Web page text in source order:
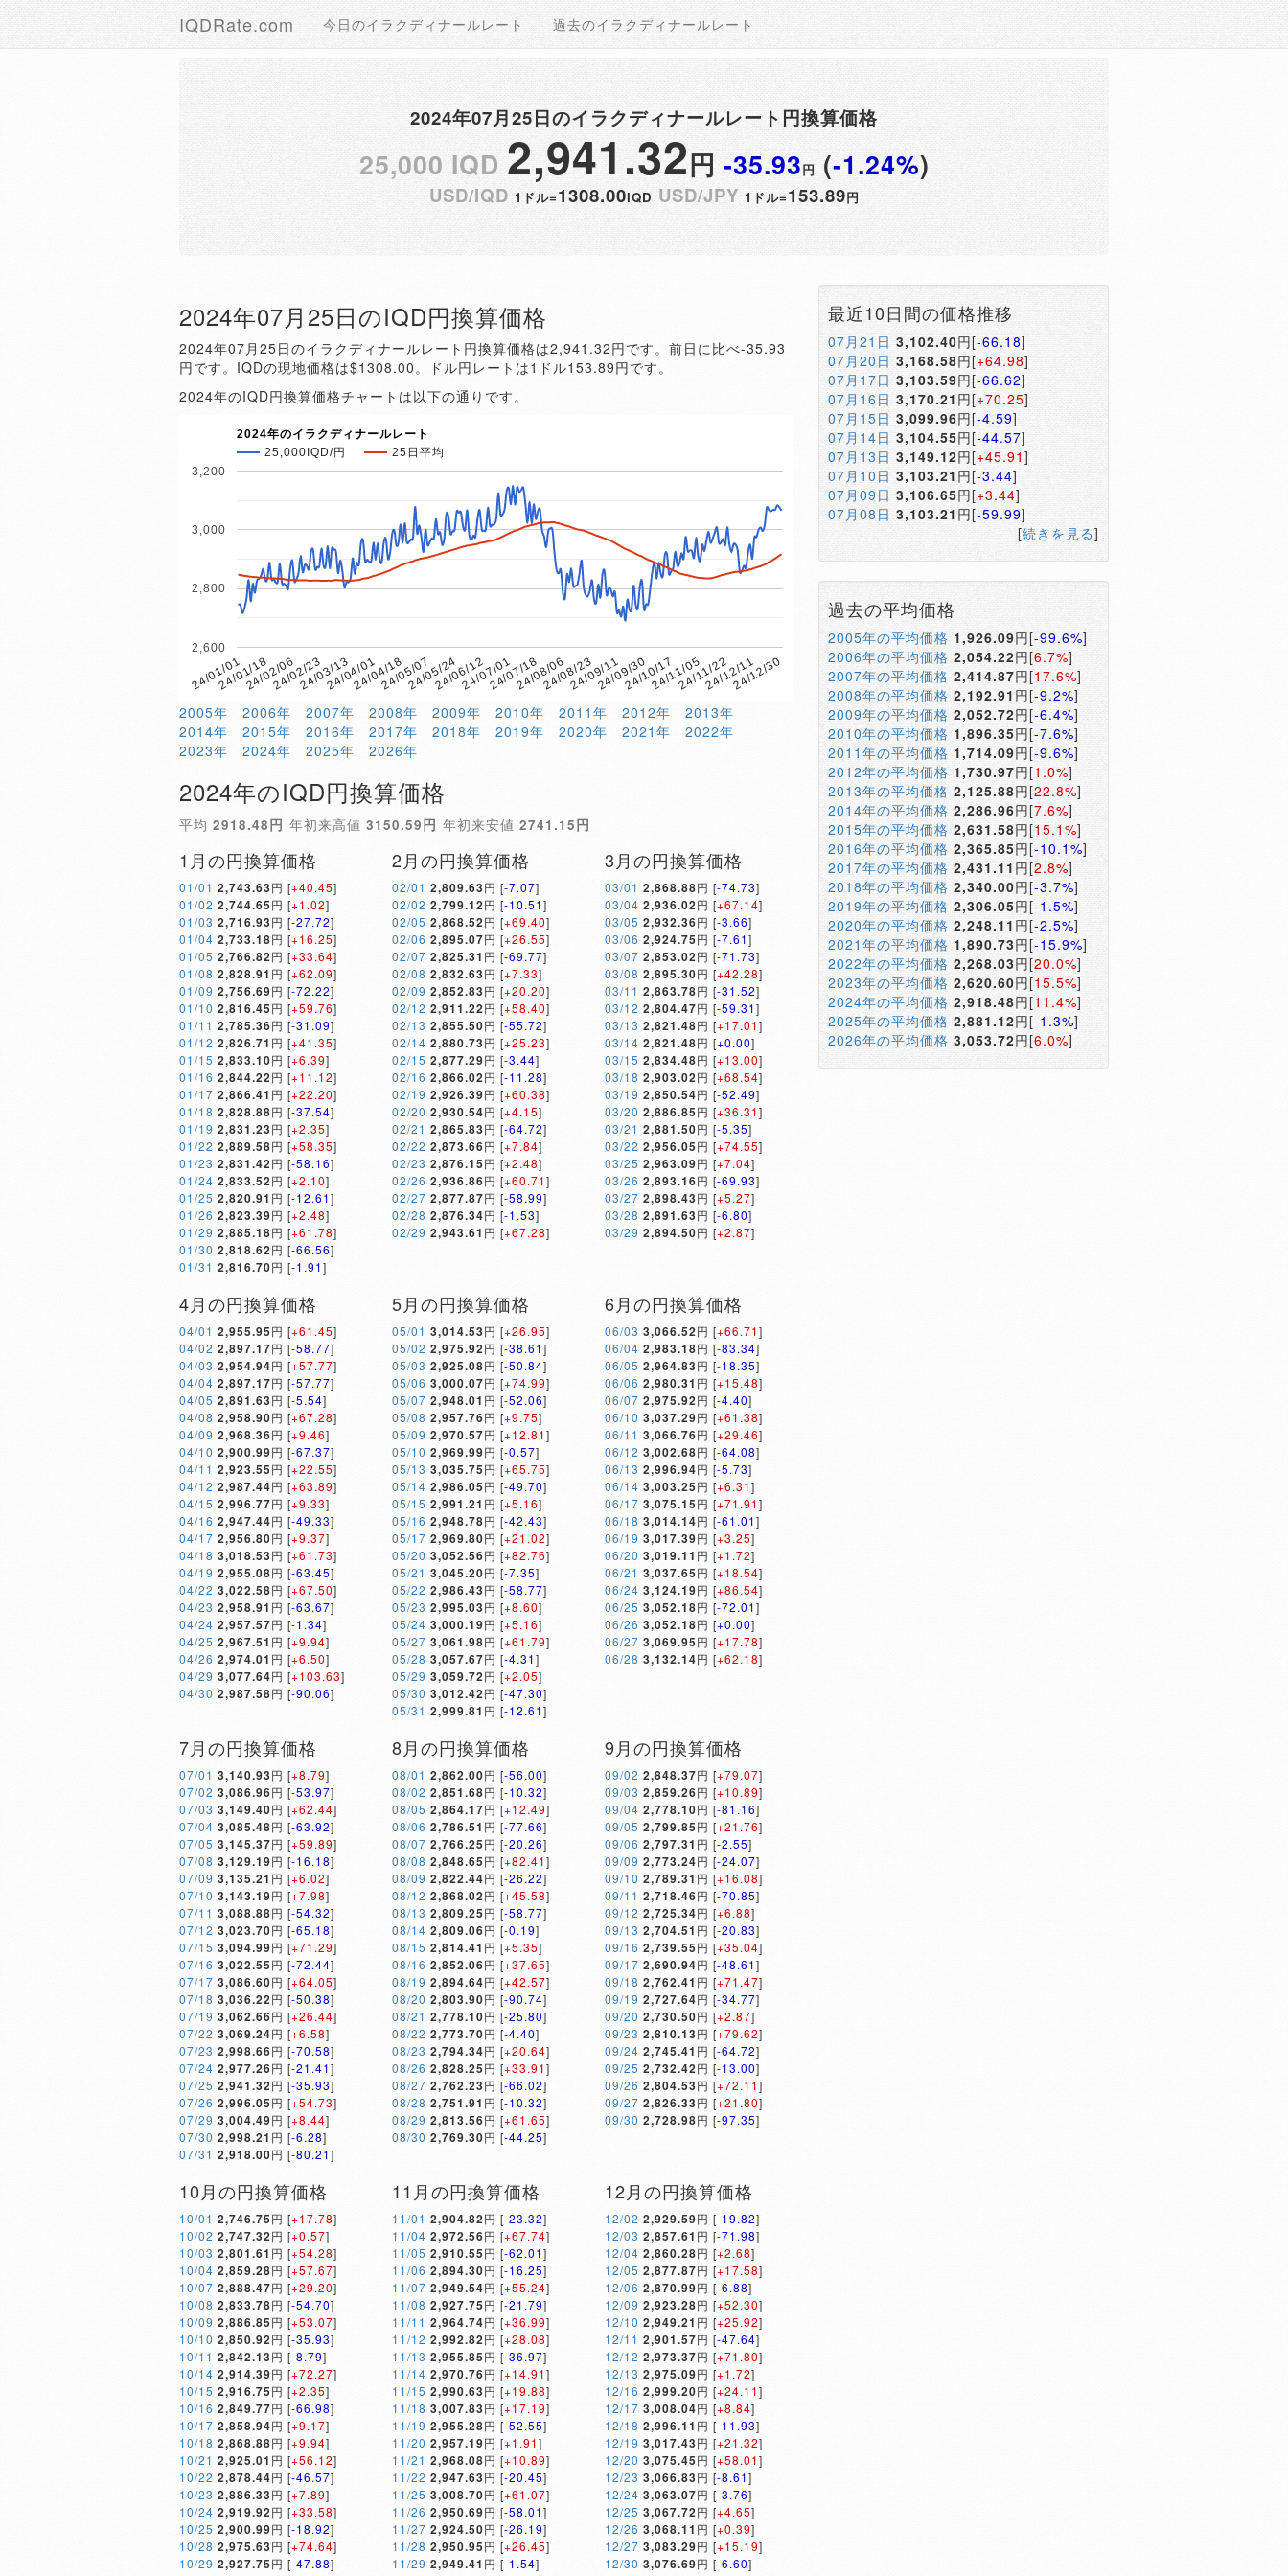
IQDRate.com 今日のイラクディナールレート 過去のイラクディナールレート
2024年07月25日のイラクディナールレート円換算価格
25,000 IQD 2,941.32円-35.93円 (-1.24%)
USD/IQD 1ドル=1308.00IQD USD/JPY 1ドル=153.89円
2024年07月25日のIQD円換算価格
2024年07月25日のイラクディナールレート円換算価格は2,941.32円です。前日に比べ-35.93
円です。IQDの現地価格は$1308.00。ドル円レートは1ドル153.89円です。
2024年のIQD円換算価格チャートは以下の通りです。
2024年のイラクディナールレート
25,000IQD/円
25日平均
24/01/0124/01/1824/02/0624/02/2324/03/1324/04/0124/04/1824/05/0724/05/2424/06/1224/07/0124/07/1824/08/0624/08/2324/09/1124/09/3024/10/1724/11/0524/11/2224/12/1124/12/30
2,600
2,800
3,000
3,200
2005年 2006年 2007年 2008年 2009年 2010年 2011年 2012年
2013年
2014年
2015年 2016年 2017年 2018年 2019年 2020年 2021年
2022年
2023年
2024年 2025年 2026年
2024年のIQD円換算価格
平均 2918.48円 年初来高値 3150.59円 年初来安値 2741.15円
1月の円換算価格
01/01 2,743.63円 [+40.45]
01/02 2,744.65円 [+1.02]
01/03 2,716.93円 [-27.72]
01/04 2,733.18円 [+16.25]
01/05 2,766.82円 [+33.64]
01/08 2,828.91 円 [+62.09]
01/09 2,756.69円 [-72.22]
01/10 2,816.45円 [+59.76]
01/11 2,785.36円 [-31.09]
01/12 2,826.71 円 [+41.35]
01/15 2,833.10円 [+6.39]
01/16 2,844.22円 [+11.12]
01/17 2,866.41 円 [+22.20]
01/18 2,828.88円 [-37.54]
01/19 2,831.23円 [+2.35]
01/22 2,889.58円 [+58.35]
01/23 2,831.42円 [-58.16]
01/24 2,833.52円 [+2.10]
01/25 2,820.91 円 [-12.61]
01/26 2,823.39円 [+2.48]
01/29 2,885.18円 [+61.78]
01/30 2,818.62円 [-66.56]
01/31 2,816.70円 [-1.91]
2月の円換算価格
02/01 2,809.63円 [-7.07]
02/02 2,799.12円 [-10.51]
02/05 2,868.52円 [+69.40]
02/06 2,895.07円 [+26.55]
02/07 2,825.31 円 [-69.77]
02/08 2,832.63円 [+7.33]
02/09 2,852.83円 [+20.20]
02/12 2,911.22円 [+58.40]
02/13 2,855.50円 [-55.72]
02/14 2,880.73円 [+25.23]
02/15 2,877.29円 [-3.44]
02/16 2,866.02円 [-11.28]
02/19 2,926.39円 [+60.38]
02/20 2,930.54円 [+4.15]
02/21 2,865.83円 [-64.72]
02/22 2,873.66円 [+7.84]
02/23 2,876.15円 [+2.48]
02/26 2,936.86円 [+60.71]
02/27 2,877.87円 [-58.99]
02/28 2,876.34円 [-1.53]
02/29 2,943.61 円 [+67.28]
3月の円換算価格
03/01 2,868.88円 [-74.73]
03/04 2,936.02円 [+67.14]
03/05 2,932.36円 [-3.66]
03/06 2,924.75円 [-7.61]
03/07 2,853.02円 [-71.73]
03/08 2,895.30円 [+42.28]
03/11 2,863.78円 [-31.52]
03/12 2,804.47円 [-59.31]
03/13 2,821.48円 [+17.01]
03/14 2,821.48円 [+0.00]
03/15 2,834.48円 [+13.00]
03/18 2,903.02円 [+68.54]
03/19 2,850.54円 [-52.49]
03/20 2,886.85円 [+36.31]
03/21 2,881.50円 [-5.35]
03/22 2,956.05円 [+74.55]
03/25 2,963.09円 [+7.04]
03/26 2,893.16円 [-69.93]
03/27 2,898.43円 [+5.27]
03/28 2,891.63円 [-6.80]
03/29 2,894.50円 [+2.87]
4月の円換算価格
04/01 2,955.95円 [+61.45]
04/02 2,897.17円 [-58.77]
04/03 2,954.94円 [+57.77]
04/04 2,897.17円 [-57.77]
04/05 2,891.63円 [-5.54]
04/08 2,958.90円 [+67.28]
04/09 2,968.36円 [+9.46]
04/10 2,900.99円 [-67.37]
04/11 2,923.55円 [+22.55]
04/12 2,987.44円 [+63.89]
04/15 2,996.77円 [+9.33]
04/16 2,947.44円 [-49.33]
04/17 2,956.80円 [+9.37]
04/18 3,018.53円 [+61.73]
04/19 2,955.08円 [-63.45]
04/22 3,022.58円 [+67.50]
04/23 2,958.91 円 [-63.67]
04/24 2,957.57円 [-1.34]
04/25 2,967.51 円 [+9.94]
04/26 2,974.01 円 [+6.50]
04/29 3,077.64円 [+103.63]
04/30 2,987.58円 [-90.06]
5月の円換算価格
05/01 3,014.53円 [+26.95]
05/02 2,975.92円 [-38.61]
05/03 2,925.08円 [-50.84]
05/06 3,000.07円 [+74.99]
05/07 2,948.01 円 [-52.06]
05/08 2,957.76円 [+9.75]
05/09 2,970.57円 [+12.81]
05/10 2,969.99円 [-0.57]
05/13 3,035.75円 [+65.75]
05/14 2,986.05円 [-49.70]
05/15 2,991.21 円 [+5.16]
05/16 2,948.78円 [-42.43]
05/17 2,969.80円 [+21.02]
05/20 3,052.56円 [+82.76]
05/21 3,045.20円 [-7.35]
05/22 2,986.43円 [-58.77]
05/23 2,995.03円 [+8.60]
05/24 3,000.19円 [+5.16]
05/27 3,061.98円 [+61.79]
05/28 3,057.67円 [-4.31]
05/29 3,059.72円 [+2.05]
05/30 3,012.42円 [-47.30]
05/31 2,999.81 円 [-12.61]
6月の円換算価格
06/03 3,066.52円 [+66.71]
06/04 2,983.18円 [-83.34]
06/05 2,964.83円 [-18.35]
06/06 2,980.31 円 [+15.48]
06/07 2,975.92円 [-4.40]
06/10 3,037.29円 [+61.38]
06/11 3,066.76円 [+29.46]
06/12 3,002.68円 [-64.08]
06/13 2,996.94円 [-5.73]
06/14 3,003.25円 [+6.31]
06/17 3,075.15円 [+71.91]
06/18 3,014.14円 [-61.01]
06/19 3,017.39円 [+3.25]
06/20 3,019.11 円 [+1.72]
06/21 3,037.65円 [+18.54]
06/24 3,124.19円 [+86.54]
06/25 3,052.18円 [-72.01]
06/26 3,052.18円 [+0.00]
06/27 3,069.95円 [+17.78]
06/28 3,132.14円 [+62.18]
7月の円換算価格
07/01 3,140.93円 [+8.79]
07/02 3,086.96円 [-53.97]
07/03 3,149.40円 [+62.44]
07/04 3,085.48円 [-63.92]
07/05 3,145.37円 [+59.89]
07/08 3,129.19円 [-16.18]
07/09 3,135.21 円 [+6.02]
07/10 3,143.19円 [+7.98]
07/11 3,088.88円 [-54.32]
07/12 3,023.70円 [-65.18]
07/15 3,094.99円 [+71.29]
07/16 3,022.55円 [-72.44]
07/17 3,086.60円 [+64.05]
07/18 3,036.22円 [-50.38]
07/19 3,062.66円 [+26.44]
07/22 3,069.24円 [+6.58]
07/23 2,998.66円 [-70.58]
07/24 2,977.26円 [-21.41]
07/25 2,941.32円 [-35.93]
07/26 2,996.05円 [+54.73]
07/29 3,004.49円 [+8.44]
07/30 2,998.21 円 [-6.28]
07/31 2,918.00円 [-80.21]
8月の円換算価格
08/01 2,862.00円 [-56.00]
08/02 2,851.68円 [-10.32]
08/05 2,864.17円 [+12.49]
08/06 2,786.51 円 [-77.66]
08/07 2,766.25円 [-20.26]
08/08 2,848.65円 [+82.41]
08/09 2,822.44円 [-26.22]
08/12 2,868.02円 [+45.58]
08/13 2,809.25円 [-58.77]
08/14 2,809.06円 [-0.19]
08/15 2,814.41 円 [+5.35]
08/16 2,852.06円 [+37.65]
08/19 2,894.64円 [+42.57]
08/20 2,803.90円 [-90.74]
08/21 2,778.10円 [-25.80]
08/22 2,773.70円 [-4.40]
08/23 2,794.34円 [+20.64]
08/26 2,828.25円 [+33.91]
08/27 2,762.23円 [-66.02]
08/28 2,751.91 円 [-10.32]
08/29 2,813.56円 [+61.65]
08/30 2,769.30円 [-44.25]
9月の円換算価格
09/02 2,848.37円 [+79.07]
09/03 2,859.26円 [+10.89]
09/04 2,778.10円 [-81.16]
09/05 2,799.85円 [+21.76]
09/06 2,797.31 円 [-2.55]
09/09 2,773.24円 [-24.07]
09/10 2,789.31 円 [+16.08]
09/11 2,718.46円 [-70.85]
09/12 2,725.34円 [+6.88]
09/13 2,704.51 円 [-20.83]
09/16 2,739.55円 [+35.04]
09/17 2,690.94円 [-48.61]
09/18 2,762.41 円 [+71.47]
09/19 2,727.64円 [-34.77]
09/20 2,730.50円 [+2.87]
09/23 2,810.13円 [+79.62]
09/24 2,745.41 円 [-64.72]
09/25 2,732.42円 [-13.00]
09/26 2,804.53円 [+72.11]
09/27 2,826.33円 [+21.80]
09/30 2,728.98円 [-97.35]
10月の円換算価格
10/01 2,746.75円 [+17.78]
10/02 2,747.32円 [+0.57]
10/03 2,801.61 円 [+54.28]
10/04 2,859.28円 [+57.67]
10/07 2,888.47円 [+29.20]
10/08 2,833.78円 [-54.70]
10/09 2,886.85円 [+53.07]
10/10 2,850.92円 [-35.93]
10/11 2,842.13円 [-8.79]
10/14 2,914.39円 [+72.27]
10/15 2,916.75円 [+2.35]
10/16 2,849.77円 [-66.98]
10/17 2,858.94円 [+9.17]
10/18 2,868.88円 [+9.94]
10/21 2,925.01 円 [+56.12]
10/22 2,878.44円 [-46.57]
10/23 2,886.33円 [+7.89]
10/24 2,919.92円 [+33.58]
10/25 2,900.99円 [-18.92]
10/28 2,975.63円 [+74.64]
10/29 2,927.75円 [-47.88]
11月の円換算価格
11/01 2,904.82円 [-23.32]
11/04 2,972.56円 [+67.74]
11/05 2,910.55円 [-62.01]
11/06 2,894.30円 [-16.25]
11/07 2,949.54円 [+55.24]
11/08 2,927.75円 [-21.79]
11/11 2,964.74円 [+36.99]
11/12 2,992.82円 [+28.08]
11/13 2,955.85円 [-36.97]
11/14 2,970.76円 [+14.91]
11/15 2,990.63円 [+19.88]
11/18 3,007.83円 [+17.19]
11/19 2,955.28円 [-52.55]
11/20 2,957.19円 [+1.91]
11/21 2,968.08円 [+10.89]
11/22 2,947.63円 [-20.45]
11/25 3,008.70円 [+61.07]
11/26 2,950.69円 [-58.01]
11/27 2,924.50円 [-26.19]
11/28 2,950.95円 [+26.45]
11/29 2,949.41 円 [-1.54]
12月の円換算価格
12/02 2,929.59円 [-19.82]
12/03 2,857.61 円 [-71.98]
12/04 2,860.28円 [+2.68]
12/05 2,877.87円 [+17.58]
12/06 2,870.99円 [-6.88]
12/09 2,923.28円 [+52.30]
12/10 2,949.21 円 [+25.92]
12/11 2,901.57円 [-47.64]
12/12 2,973.37円 [+71.80]
12/13 2,975.09円 [+1.72]
12/16 2,999.20円 [+24.11]
12/17 3,008.04円 [+8.84]
12/18 2,996.11 円 [-11.93]
12/19 3,017.43円 [+21.32]
12/20 3,075.45円 [+58.01]
12/23 3,066.83円 [-8.61]
12/24 3,063.07円 [-3.76]
12/25 3,067.72円 [+4.65]
12/26 3,068.11 円 [+0.39]
12/27 3,083.29円 [+15.19]
12/30 3,076.69円 [-6.60]
最近10日間の価格推移
07月21日 3,102.40円[-66.18]
07月20日 3,168.58円[+64.98]
07月17日 3,103.59円[-66.62]
07月16日 3,170.21 円[+70.25]
07月15日 3,099.96円[-4.59]
07月14日 3,104.55円[-44.57]
07月13日 3,149.12円[+45.91 ]
07月10日 3,103.21円[-3.44]
07月09日 3,106.65円[+3.44]
07月08日 3,103.21 円[-59.99]
[続きを見る]
過去の平均価格
2005年の平均価格 1,926.09円[-99.6%]
2006年の平均価格 2,054.22円[6.7%]
2007年の平均価格 2,414.87円[17.6%]
2008年の平均価格 2,192.91 円[-9.2%]
2009年の平均価格 2,052.72円[-6.4%]
2010年の平均価格 1,896.35円[-7.6%]
2011年の平均価格 1,714.09円[-9.6%]
2012年の平均価格 1,730.97円[1.0%]
2013年の平均価格 2,125.88円[22.8%]
2014年の平均価格 2,286.96円[7.6%]
2015年の平均価格 2,631.58円[15.1%]
2016年の平均価格 2,365.85円[-10.1%]
2017年の平均価格 2,431.11 円[2.8%]
2018年の平均価格 2,340.00円[-3.7%]
2019年の平均価格 2,306.05円[-1.5%]
2020年の平均価格 2,248.11 円[-2.5%]
2021年の平均価格 1,890.73円[-15.9%]
2022年の平均価格 2,268.03円[20.0%]
2023年の平均価格 2,620.60円[15.5%]
2024年の平均価格 2,918.48円[11.4%]
2025年の平均価格 2,881.12円[-1.3%]
2026年の平均価格 3,053.72円[6.0%]